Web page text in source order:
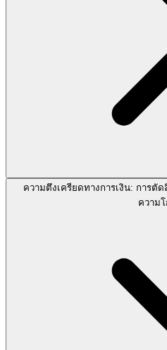
ความตึงเครียดทางการเงิน: การ
ความ